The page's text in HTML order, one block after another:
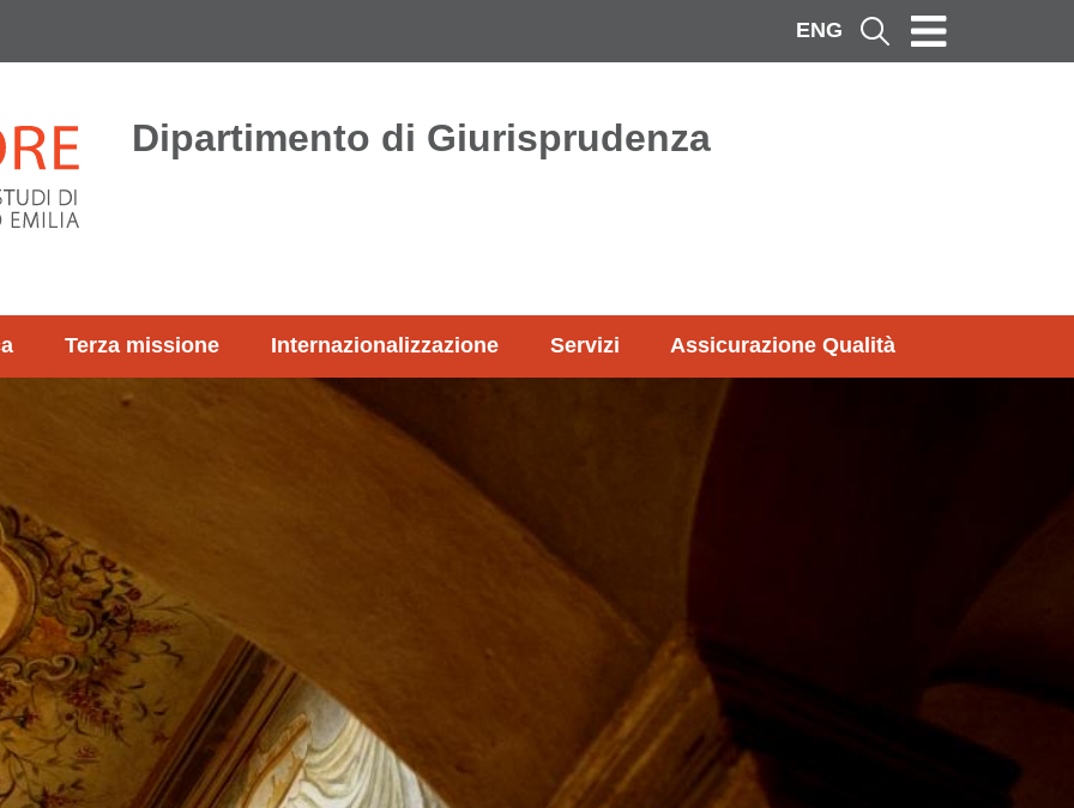
ENG Cerca
Dipartimento di Giurisprudenza
Terza missione Internazionalizzazione Servizi
Assicurazione Qualità